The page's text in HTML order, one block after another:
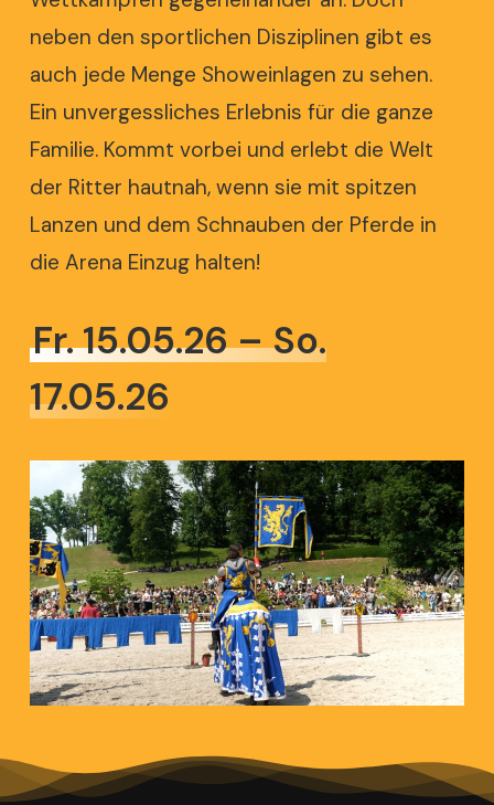
neben den sportlichen Disziplinen gibt es
auch jede Menge Showeinlagen zu sehen.
Ein unvergessliches Erlebnis für die ganze
Familie. Kommt vorbei und erlebt die Welt
der Ritter hautnah, wenn sie mit spitzen
Lanzen und dem Schnauben der Pferde in
die Arena Einzug halten!
Fr. 15.05.26 – So.
17.05.26